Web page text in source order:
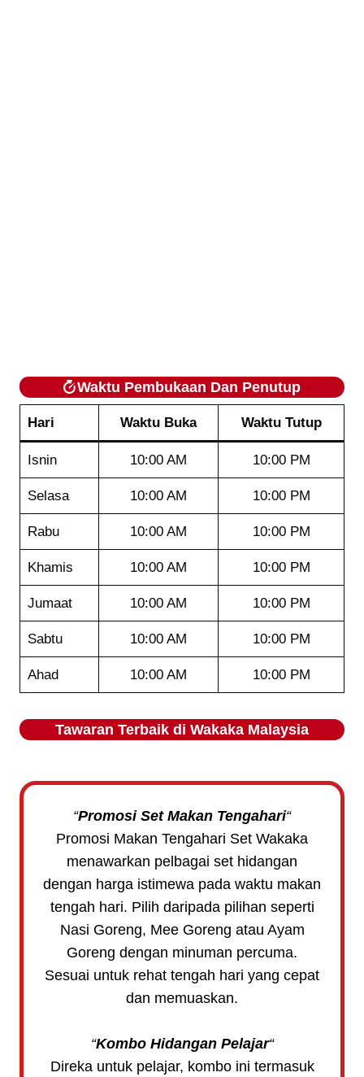
Waktu Pembukaan Dan Penutup
Hari Waktu Buka Waktu Tutup
Isnin 10:00 AM 10:00 PM
Selasa 10:00 AM 10:00 PM
Rabu 10:00 AM 10:00 PM
Khamis 10:00 AM 10:00 PM
Jumaat 10:00 AM 10:00 PM
Sabtu 10:00 AM 10:00 PM
Ahad 10:00 AM 10:00 PM
Tawaran Terbaik di Wakaka Malaysia
“Promosi Set Makan Tengahari“
Promosi Makan Tengahari Set Wakaka
menawarkan pelbagai set hidangan
dengan harga istimewa pada waktu makan
tengah hari. Pilih daripada pilihan seperti
Nasi Goreng, Mee Goreng atau Ayam
Goreng dengan minuman percuma.
Sesuai untuk rehat tengah hari yang cepat
dan memuaskan.
“Kombo Hidangan Pelajar“
Direka untuk pelajar, kombo ini termasuk